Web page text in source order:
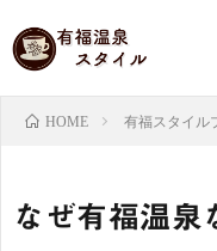
HOME 有福スタイ
なぜ有福温泉